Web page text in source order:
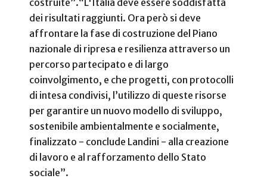
costruite”.“L'Italia deve essere soddisfatta
dei risultati raggiunti. Ora però si deve
affrontare la fase di costruzione del Piano
nazionale di ripresa e resilienza attraverso un
percorso partecipato e di largo
coinvolgimento, e che progetti, con protocolli
di intesa condivisi, l’utilizzo di queste risorse
per garantire un nuovo modello di sviluppo,
sostenibile ambientalmente e socialmente,
finalizzato - conclude Landini - alla creazione
di lavoro e al rafforzamento dello Stato
sociale”.